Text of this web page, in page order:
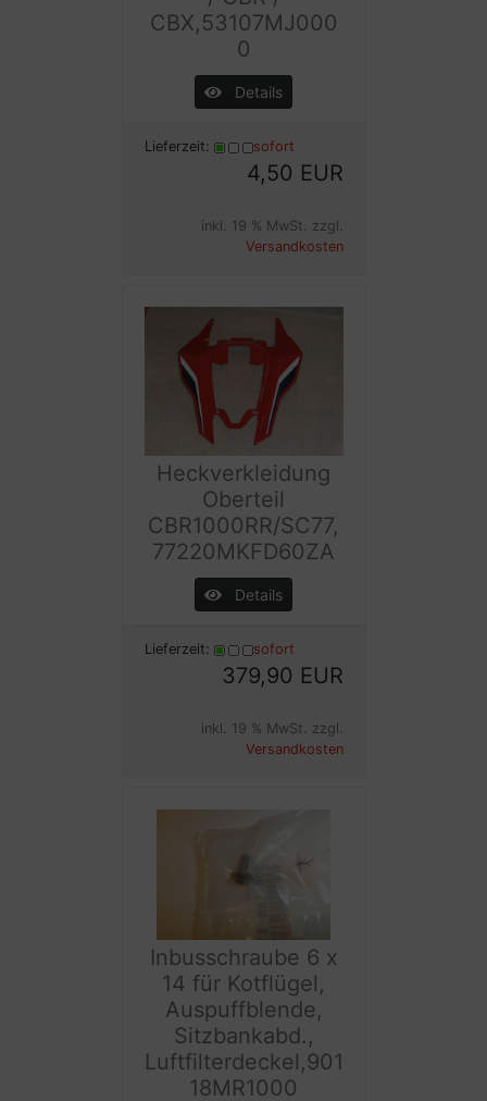
CBX,53107MJ000
0
Details
Lieferzeit: sofort
4,50 EUR
inkl. 19 % MwSt. zzgl.
Versandkosten
Heckverkleidung
Oberteil
CBR1000RR/SC77,
77220MKFD60ZA
Details
Lieferzeit: sofort
379,90 EUR
inkl. 19 % MwSt. zzgl.
Versandkosten
Inbusschraube 6 x
14 für Kotflügel,
Auspuffblende,
Sitzbankabd.,
Luftfilterdeckel,901
18MR1000